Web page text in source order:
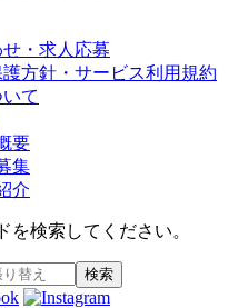
・求人応募
方針・サービス利用規約
て
要
集
介
を検索してください。
検索